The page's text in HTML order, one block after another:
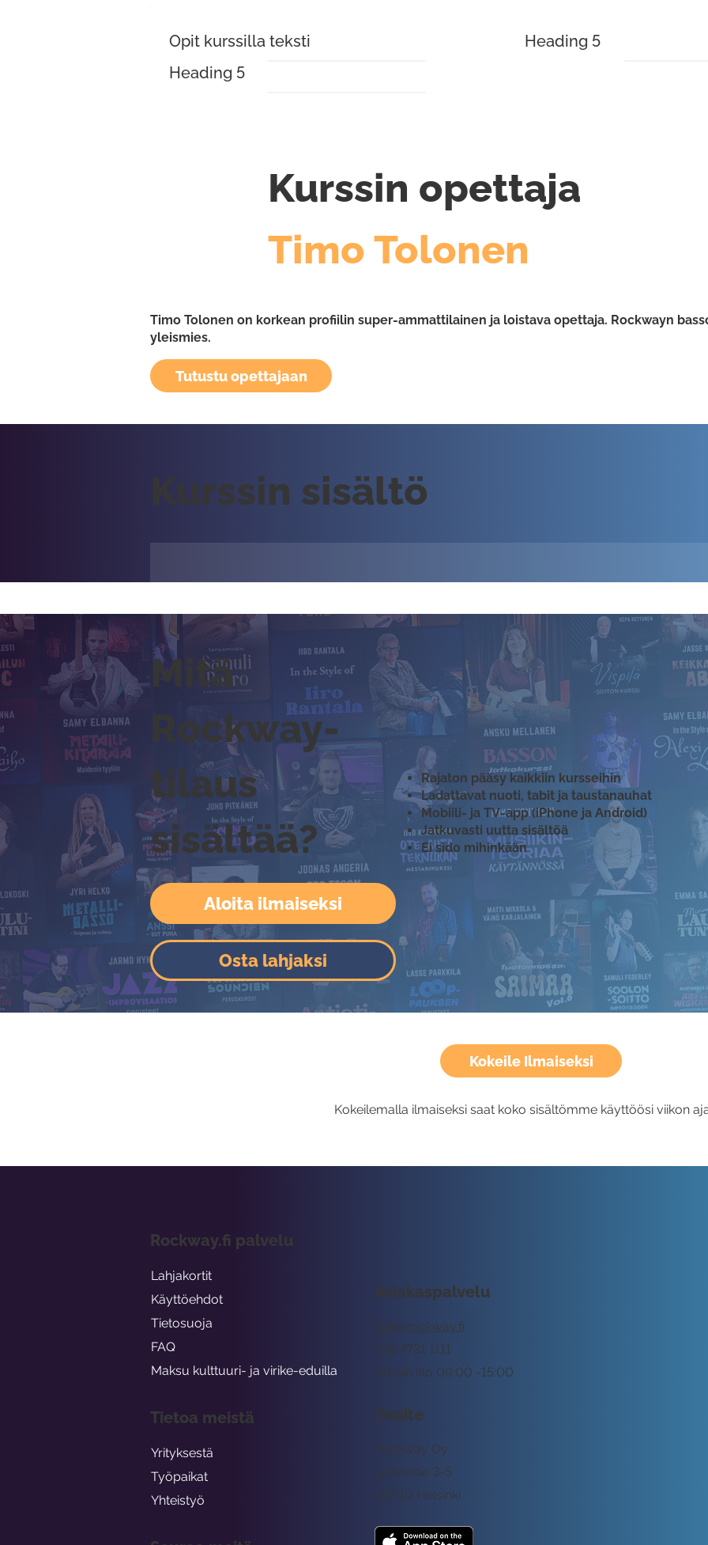
Opit kurssilla teksti
Heading 5
Heading 5
Kurssin opettaja
Timo Tolonen
Timo Tolonen on korkean profiilin super-ammattilainen ja loistava opettaja. Rockwayn
yleismies.
Tutustu opettajaan
Kurssin sisältö
Mitä
Rockway-
tilaus
sisältää?
Aloita ilmaiseksi
Osta lahjaksi
Rajaton pääsy kaikkiin kursseihin
Ladattavat nuoti, tabit ja taustanauhat
Mobiili- ja TV-app (iPhone ja Android)
Jatkuvasti uutta sisältöä
Ei sido mihinkään
Kokeile Ilmaiseksi
Kokeilemalla ilmaiseksi saat koko sisältömme käyttöösi viikon
Asiakaspalvelu
tuki@rockway.fi
Arkisin klo 09:00 -15:00
045 7731 1111
Osoite
Rockway Oy
Lemuntie 3-5
00510 Helsinki
Rockway.fi palvelu
Lahjakortit
Käyttöehdot
Tietosuoja
FAQ
Maksu kulttuuri- ja virike-eduilla
Tietoa meistä
Yrityksestä
Työpaikat
Yhteistyö